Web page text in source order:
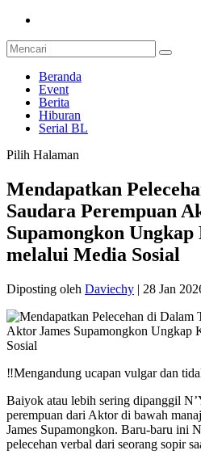
Beranda
Event
Berita
Hiburan
Serial BL
Pilih Halaman
Mendapatkan
Saudara Perempuan
Supamongkon
melalui Media Sosial
Diposting oleh Daviechy | 28 Jan
‼️Mengandung ucapan vulgar dan
Baiyok atau lebih sering dipanggil
perempuan dari Aktor di bawah
James Supamongkon. Baru-baru ini
pelecehan verbal dari seorang sopir